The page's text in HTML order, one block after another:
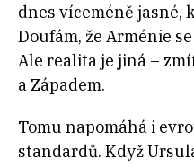
dnes víceméně jasné,
Doufám, že Arménie
Ale realita je jiná –
a Západem.
Tomu napomáhá i
standardů. Když